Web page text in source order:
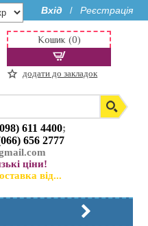
Вхід / Реєстрація
611 4400;
656 2777
ціни!
від...
Кошик (0)
додати до закладок